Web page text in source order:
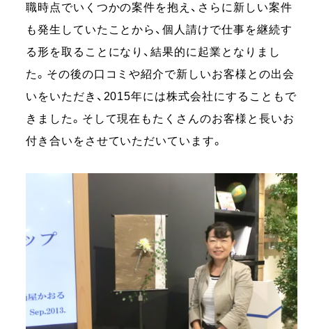
職時点でいくつかの案件を抱え、さらに新しい案件
も発生していたことから、個人請けで仕事を継続す
る形を取ることになり、結果的に起業となりまし
た。その後の口コミや紹介で新しいお客様との出会
いをいただき、2015年には株式会社にすることもで
きました。そして現在もたくさんのお客様と長いお
付き合いをさせていただいています。